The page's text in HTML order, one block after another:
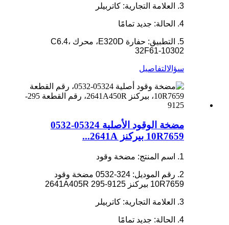
3. العلامة التجارية: كاتربيلر
4. الحالة: جديد تمامًا
5. التطبيق: حفارة E320D، محرك C6.4،
32F61-10302
سؤالالتفاصيل
مضخة الوقود الأصلية 05324-0532
10R7659 بيركنز 2641A...
1. اسم المنتج: مضخة وقود
2. رقم الموديل: 324-0532 مضخة وقود
10R7659 بيركنز 2641A405R 295-9125
3. العلامة التجارية: كاتربيلر
4. الحالة: جديد تمامًا